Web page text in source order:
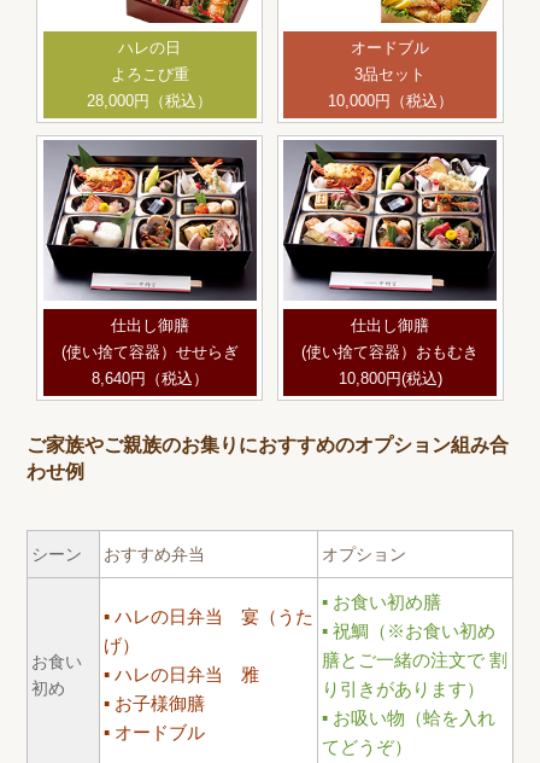
ハレの日
よろこび重
28,000円（税込）
オードブル
3品セット
10,000円（税込）
仕出し御膳
(使い捨て容器）せせらぎ
8,640円（税込）
仕出し御膳
(使い捨て容器）おもむき
10,800円(税込)
ご家族やご親族のお集りにおすすめのオプション組み合
わせ例
シーン おすすめ弁当 オプション
お食い
初め
ハレの日弁当 宴（うた
げ）
ハレの日弁当 雅
お子様御膳
オードブル
お食い初め膳
祝鯛（※お食い初め
膳とご一緒の注文で 割
り引きがあります）
お吸い物（蛤を入れ
てどうぞ）